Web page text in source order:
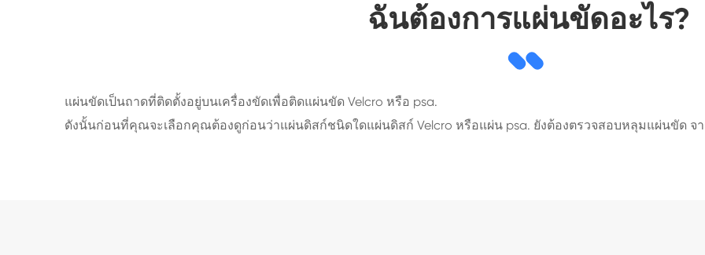
ฉันต้องการแผ่นขัดอะไร?
แผ่นขัดเป็นถาดที่ติดตั้งอยู่บนเครื่องขัดเพื่อติดแผ่นขัด Velcro หรือ psa.
ดังนั้นก่อนที่คุณจะเลือกคุณต้องดูก่อนว่าแผ่นดิสก์ชนิดใดแผ่นดิสก์ Velcro หรือแผ่น psa. ยังต้องตรวจสอบหลุมแผ่นขัด จ